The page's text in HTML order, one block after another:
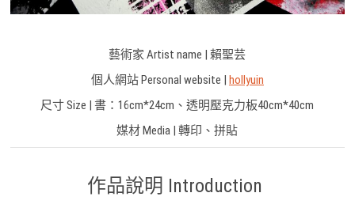
藝術家 Artist name | 賴聖芸
個人網站 Personal website | hollyuin
尺寸 Size | 書：16cm*24cm、透明壓克力板40cm*40cm
媒材 Media | 轉印、拼貼
作品說明 Introduction